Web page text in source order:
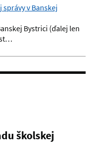
v Banskej
Bystrici (ďalej len
školskej